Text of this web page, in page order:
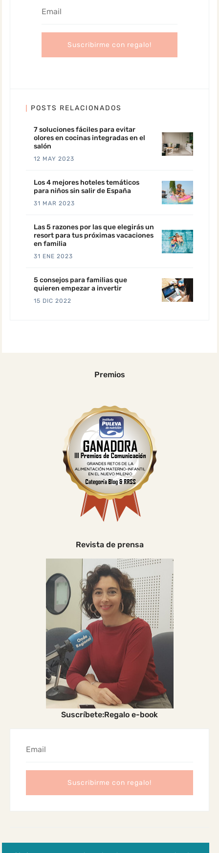
POSTS RELACIONADOS
7 soluciones fáciles para evitar
olores en cocinas integradas en el
salón
12 MAY 2023
Los 4 mejores hoteles temáticos
para niños sin salir de España
31 MAR 2023
Las 5 razones por las que elegirás un
resort para tus próximas vacaciones
en familia
31 ENE 2023
5 consejos para familias que
quieren empezar a invertir
15 DIC 2022
Premios
Revista de prensa
Suscríbete:Regalo e-book